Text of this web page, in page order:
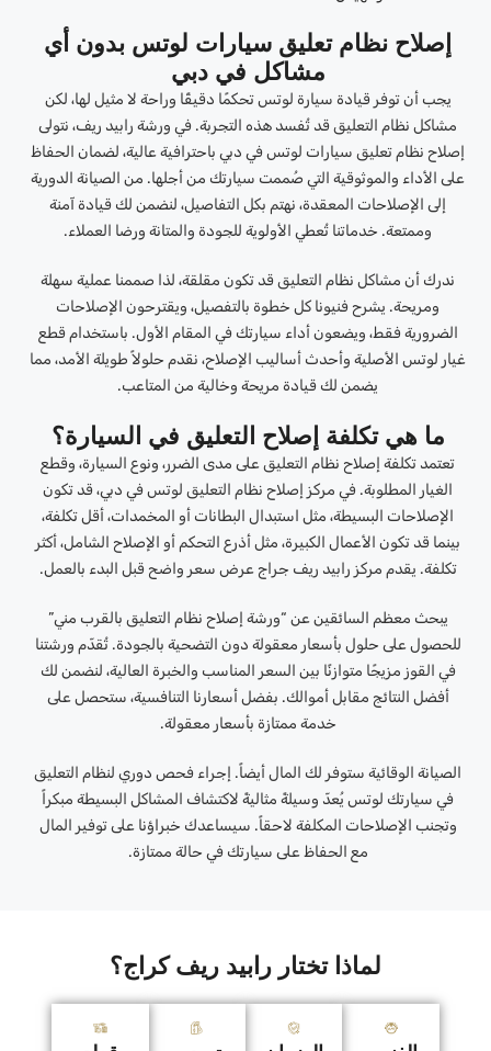
إصلاح نظام تعليق سيارات لوتس بدون أي
مشاكل في دبي
يجب أن توفر قيادة سيارة لوتس تحكمًا دقيقًا وراحة لا مثيل لها، لكن
مشاكل نظام التعليق قد تُفسد هذه التجربة. في ورشة رابيد ريف، نتولى
إصلاح نظام تعليق سيارات لوتس في دبي باحترافية عالية، لضمان الحفاظ
على الأداء والموثوقية التي صُممت سيارتك من أجلها. من الصيانة الدورية
إلى الإصلاحات المعقدة، نهتم بكل التفاصيل، لنضمن لك قيادة آمنة
وممتعة. خدماتنا تُعطي الأولوية للجودة والمتانة ورضا العملاء.
ندرك أن مشاكل نظام التعليق قد تكون مقلقة، لذا صممنا عملية سهلة
ومريحة. يشرح فنيونا كل خطوة بالتفصيل، ويقترحون الإصلاحات
الضرورية فقط، ويضعون أداء سيارتك في المقام الأول. باستخدام قطع
غيار لوتس الأصلية وأحدث أساليب الإصلاح، نقدم حلولاً طويلة الأمد، مما
يضمن لك قيادة مريحة وخالية من المتاعب.
ما هي تكلفة إصلاح التعليق في السيارة؟
تعتمد تكلفة إصلاح نظام التعليق على مدى الضرر، ونوع السيارة، وقطع
الغيار المطلوبة. في مركز إصلاح نظام التعليق لوتس في دبي، قد تكون
الإصلاحات البسيطة، مثل استبدال البطانات أو المخمدات، أقل تكلفة،
بينما قد تكون الأعمال الكبيرة، مثل أذرع التحكم أو الإصلاح الشامل، أكثر
تكلفة. يقدم مركز رابيد ريف جراج عرض سعر واضح قبل البدء بالعمل.
يبحث معظم السائقين عن “ورشة إصلاح نظام التعليق بالقرب مني”
للحصول على حلول بأسعار معقولة دون التضحية بالجودة. تُقدّم ورشتنا
في القوز مزيجًا متوازنًا بين السعر المناسب والخبرة العالية، لنضمن لك
أفضل النتائج مقابل أموالك. بفضل أسعارنا التنافسية، ستحصل على
خدمة ممتازة بأسعار معقولة.
الصيانة الوقائية ستوفر لك المال أيضاً. إجراء فحص دوري لنظام التعليق
في سيارتك لوتس يُعدّ وسيلةً مثاليةً لاكتشاف المشاكل البسيطة مبكراً
وتجنب الإصلاحات المكلفة لاحقاً. سيساعدك خبراؤنا على توفير المال
مع الحفاظ على سيارتك في حالة ممتازة.
لماذا تختار رابيد ريف كراج؟